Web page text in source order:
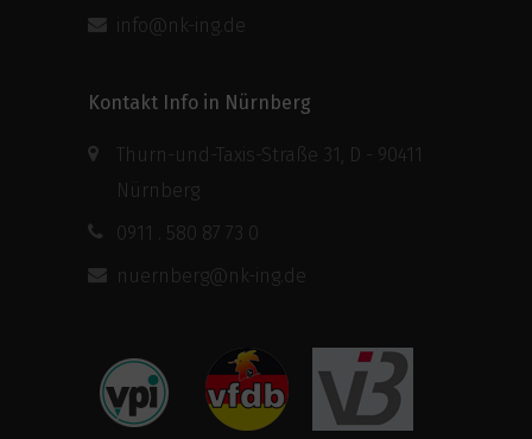
info@nk-ing.de
Kontakt Info in Nürnberg
Thurn-und-Taxis-Straße 31, D - 90411
Nürnberg
0911 . 580 87 73 0
nuernberg@nk-ing.de